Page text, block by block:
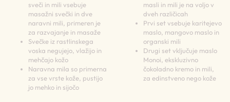
sveči in mili vsebuje
masažni svečki in dve
naravni mili, primeren je
za razvajanje in masaže
Svečke iz rastlinskega
voska negujejo, vlažijo in
mehčajo kožo
Naravna mila so primerna
za vse vrste kože, pustijo
jo mehko in sijočo
masli in mili je na voljo v
dveh različicah
Prvi set vsebuje karitejevo
maslo, mangovo maslo in
organski mili
Drugi set vključuje maslo
Monoi, ekskluzivno
čokoladno kremo in mili,
za edinstveno nego kože